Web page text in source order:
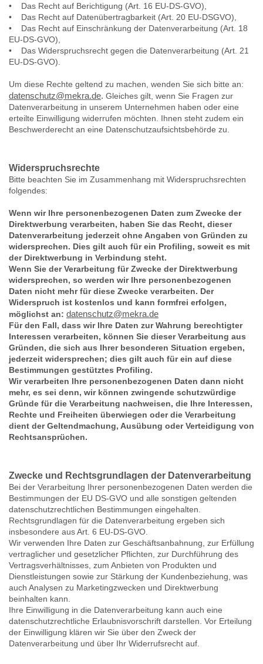
• Das Recht auf Berichtigung (Art. 16 EU-DS-GVO),
• Das Recht auf Datenübertragbarkeit (Art. 20 EU-DSGVO),
• Das Recht auf Einschränkung der Datenverarbeitung (Art. 18
EU-DS-GVO),
• Das Widerspruchsrecht gegen die Datenverarbeitung (Art. 21
EU-DS-GVO).
Um diese Rechte geltend zu machen, wenden Sie sich bitte an:
datenschutz@mekra.de. Gleiches gilt, wenn Sie Fragen zur
Datenverarbeitung in unserem Unternehmen haben oder eine
erteilte Einwilligung widerrufen möchten. Ihnen steht zudem ein
Beschwerderecht an eine Datenschutzaufsichtsbehörde zu.
Widerspruchsrechte
Bitte beachten Sie im Zusammenhang mit Widerspruchsrechten
folgendes:
Wenn wir Ihre personenbezogenen Daten zum Zwecke der
Direktwerbung verarbeiten, haben Sie das Recht, dieser
Datenverarbeitung jederzeit ohne Angaben von Gründen zu
widersprechen. Dies gilt auch für ein Profiling, soweit es mit
der Direktwerbung in Verbindung steht.
Wenn Sie der Verarbeitung für Zwecke der Direktwerbung
widersprechen, so werden wir Ihre personenbezogenen
Daten nicht mehr für diese Zwecke verarbeiten. Der
Widerspruch ist kostenlos und kann formfrei erfolgen,
möglichst an: datenschutz@mekra.de
Für den Fall, dass wir Ihre Daten zur Wahrung berechtigter
Interessen verarbeiten, können Sie dieser Verarbeitung aus
Gründen, die sich aus Ihrer besonderen Situation ergeben,
jederzeit widersprechen; dies gilt auch für ein auf diese
Bestimmungen gestütztes Profiling.
Wir verarbeiten Ihre personenbezogenen Daten dann nicht
mehr, es sei denn, wir können zwingende schutzwürdige
Gründe für die Verarbeitung nachweisen, die Ihre Interessen,
Rechte und Freiheiten überwiegen oder die Verarbeitung
dient der Geltendmachung, Ausübung oder Verteidigung von
Rechtsansprüchen.
Zwecke und Rechtsgrundlagen der Datenverarbeitung
Bei der Verarbeitung Ihrer personenbezogenen Daten werden die
Bestimmungen der EU DS-GVO und alle sonstigen geltenden
datenschutzrechtlichen Bestimmungen eingehalten.
Rechtsgrundlagen für die Datenverarbeitung ergeben sich
insbesondere aus Art. 6 EU-DS-GVO.
Wir verwenden Ihre Daten zur Geschäftsanbahnung, zur Erfüllung
vertraglicher und gesetzlicher Pflichten, zur Durchführung des
Vertragsverhältnisses, zum Anbieten von Produkten und
Dienstleistungen sowie zur Stärkung der Kundenbeziehung, was
auch Analysen zu Marketingzwecken und Direktwerbung
beinhalten kann.
Ihre Einwilligung in die Datenverarbeitung kann auch eine
datenschutzrechtliche Erlaubnisvorschrift darstellen. Vor Erteilung
der Einwilligung klären wir Sie über den Zweck der
Datenverarbeitung und über Ihr Widerrufsrecht auf.